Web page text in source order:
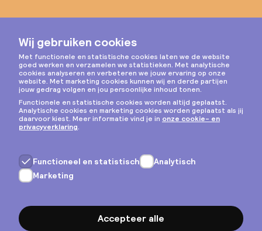
Instagram
Privacy & cookies
Algemene voorwaarden